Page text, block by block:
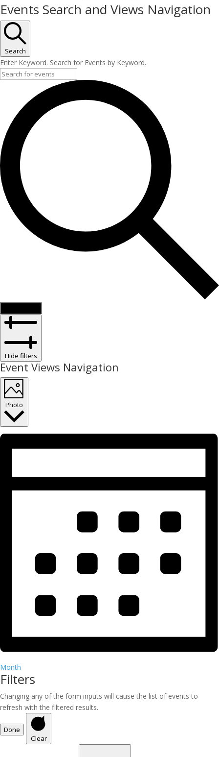
Events Search and Views Navigation
Search
Enter Keyword. Search for Events by Keyword.
Hide filters
Event Views Navigation
Photo
Month
Filters
Changing any of the form inputs will cause the list of events to
refresh with the filtered results.
Done
Clear